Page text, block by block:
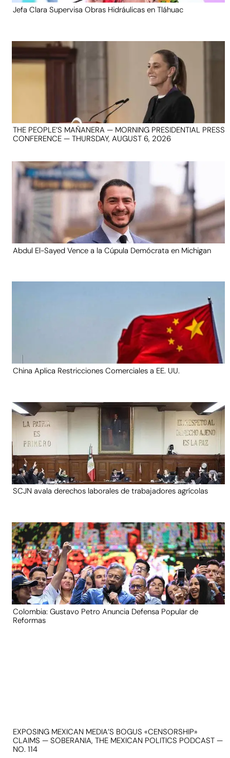
Jefa Clara Supervisa Obras Hidráulicas en Tláhuac
THE PEOPLE’S MAÑANERA — MORNING PRESIDENTIAL PRESS
CONFERENCE — THURSDAY, AUGUST 6, 2026
Abdul El-Sayed Vence a la Cúpula Demócrata en Michigan
China Aplica Restricciones Comerciales a EE. UU.
SCJN avala derechos laborales de trabajadores agrícolas
Colombia: Gustavo Petro Anuncia Defensa Popular de
Reformas
EXPOSING MEXICAN MEDIA’S BOGUS «CENSORSHIP»
CLAIMS — SOBERANIA, THE MEXICAN POLITICS PODCAST —
NO. 114